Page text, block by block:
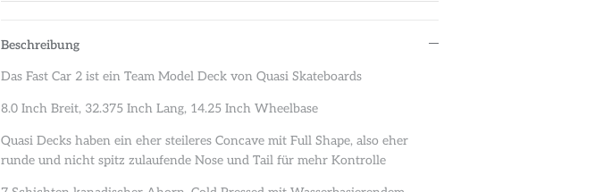
Beschreibung
Das Fast Car 2 ist ein Team Model Deck von Quasi Skateboards
8.0 Inch Breit, 32.375 Inch Lang, 14.25 Inch Wheelbase
Quasi Decks haben ein eher steileres Concave mit Full Shape, also eher
runde und nicht spitz zulaufende Nose und Tail für mehr Kontrolle